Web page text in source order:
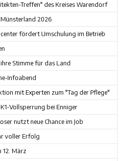
Treffen" des Kreises Warendorf
2026
fördert Umschulung im Betrieb
Stimme für das Land
Infoabend
mit Experten zum "Tag der Pflege"
Vollsperrung bei Enniger
nutzt neue Chance im Job
voller Erfolg
März